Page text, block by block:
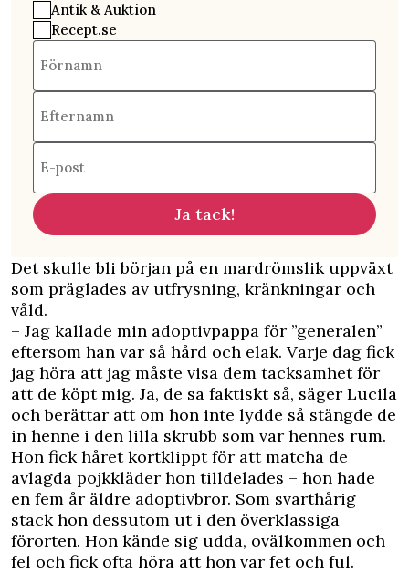
Antik & Auktion
Recept.se
Förnamn
Efternamn
E-post
Ja tack!
Det skulle bli början på en mardrömslik uppväxt
som präglades av utfrysning, kränkningar och
våld.
– Jag kallade min adoptivpappa för ”generalen”
eftersom han var så hård och elak. Varje dag fick
jag höra att jag måste visa dem tacksamhet för
att de köpt mig. Ja, de sa faktiskt så, säger Lucila
och berättar att om hon inte lydde så stängde de
in henne i den lilla skrubb som var hennes rum.
Hon fick håret kortklippt för att matcha de
avlagda pojkkläder hon tilldelades – hon hade
en fem år äldre adoptivbror. Som svarthårig
stack hon dessutom ut i den överklassiga
förorten. Hon kände sig udda, ovälkommen och
fel och fick ofta höra att hon var fet och ful.